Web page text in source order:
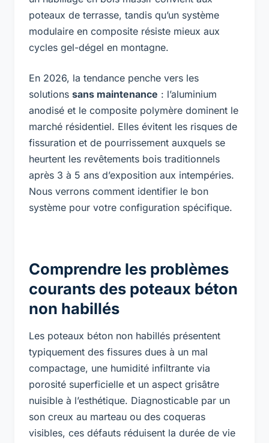
poteaux de terrasse, tandis qu’un système
modulaire en composite résiste mieux aux
cycles gel-dégel en montagne.
En 2026, la tendance penche vers les
solutions sans maintenance : l’aluminium
anodisé et le composite polymère dominent le
marché résidentiel. Elles évitent les risques de
fissuration et de pourrissement auxquels se
heurtent les revêtements bois traditionnels
après 3 à 5 ans d’exposition aux intempéries.
Nous verrons comment identifier le bon
système pour votre configuration spécifique.
Comprendre les problèmes
courants des poteaux béton
non habillés
Les poteaux béton non habillés présentent
typiquement des fissures dues à un mal
compactage, une humidité infiltrante via
porosité superficielle et un aspect grisâtre
nuisible à l’esthétique. Diagnosticable par un
son creux au marteau ou des coqueras
visibles, ces défauts réduisent la durée de vie